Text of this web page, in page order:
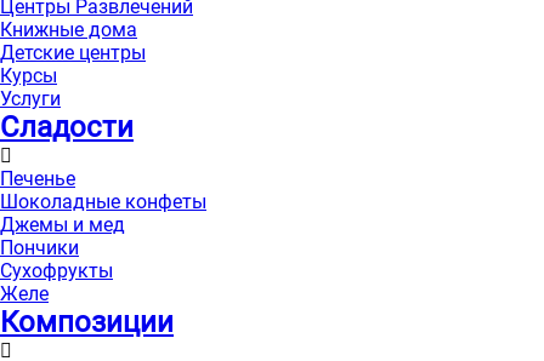
Центры Развлечений
Книжные дома
Детские центры
Курсы
Услуги
Сладости
Печенье
Шоколадные конфеты
Джемы и мед
Пончики
Сухофрукты
Желе
Композиции